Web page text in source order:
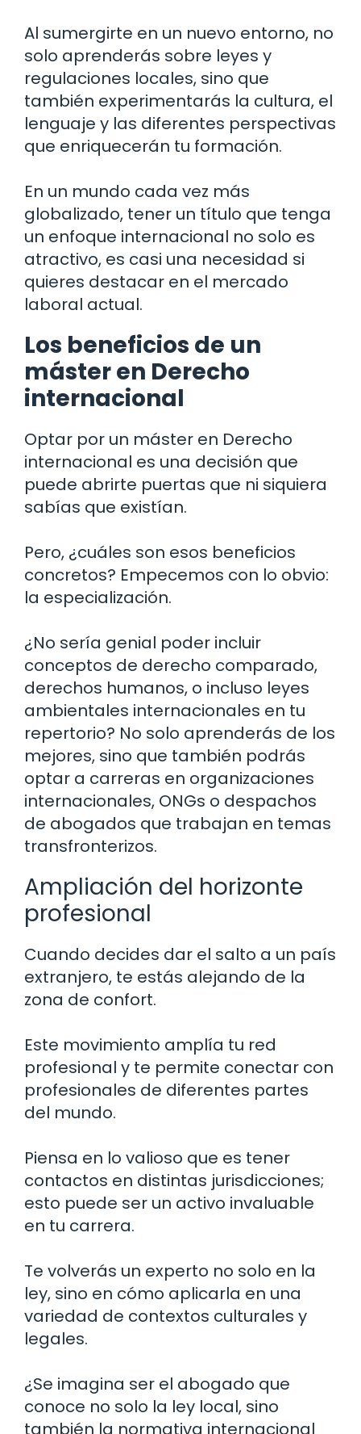
Al sumergirte en un nuevo entorno, no
solo aprenderás sobre leyes y
regulaciones locales, sino que
también experimentarás la cultura, el
lenguaje y las diferentes perspectivas
que enriquecerán tu formación.
En un mundo cada vez más
globalizado, tener un título que tenga
un enfoque internacional no solo es
atractivo, es casi una necesidad si
quieres destacar en el mercado
laboral actual.
Los beneficios de un
máster en Derecho
internacional
Optar por un máster en Derecho
internacional es una decisión que
puede abrirte puertas que ni siquiera
sabías que existían.
Pero, ¿cuáles son esos beneficios
concretos? Empecemos con lo obvio:
la especialización.
¿No sería genial poder incluir
conceptos de derecho comparado,
derechos humanos, o incluso leyes
ambientales internacionales en tu
repertorio? No solo aprenderás de los
mejores, sino que también podrás
optar a carreras en organizaciones
internacionales, ONGs o despachos
de abogados que trabajan en temas
transfronterizos.
Ampliación del horizonte
profesional
Cuando decides dar el salto a un país
extranjero, te estás alejando de la
zona de confort.
Este movimiento amplía tu red
profesional y te permite conectar con
profesionales de diferentes partes
del mundo.
Piensa en lo valioso que es tener
contactos en distintas jurisdicciones;
esto puede ser un activo invaluable
en tu carrera.
Te volverás un experto no solo en la
ley, sino en cómo aplicarla en una
variedad de contextos culturales y
legales.
¿Se imagina ser el abogado que
conoce no solo la ley local, sino
también la normativa internacional